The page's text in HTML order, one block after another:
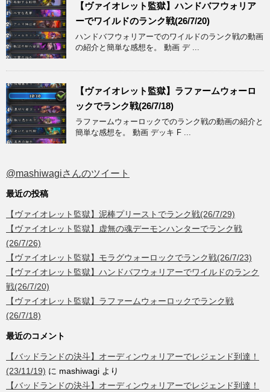
【ヴァイオレット監獄】ハンドバフウォリア
ーでワイルドのランク戦(26/7/20)
ハンドバフウォリアーでのワイルドのランク戦の動画
の紹介と簡単な感想を。 動画 デ ...
【ヴァイオレット監獄】ラファームウォーロ
ックでランク戦(26/7/18)
ラファームウォーロックでのランク戦の動画の紹介と
簡単な感想を。 動画 デッキ F ...
@mashiwagiさんのツイート
最近の投稿
【ヴァイオレット監獄】泥棒プリーストでランク戦(26/7/29)
【ヴァイオレット監獄】虚無の魂デーモンハンターでランク戦
(26/7/26)
【ヴァイオレット監獄】モラグウォーロックでランク戦(26/7/23)
【ヴァイオレット監獄】ハンドバフウォリアーでワイルドのランク
戦(26/7/20)
【ヴァイオレット監獄】ラファームウォーロックでランク戦
(26/7/18)
最近のコメント
【バッドランドの決斗】オーディンウォリアーでレジェンド到達！
(23/11/19) に mashiwagi より
【バッドランドの決斗】オーディンウォリアーでレジェンド到達！